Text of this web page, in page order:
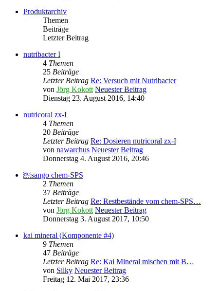
Produktarchiv
Themen
Beiträge
Letzter Beitrag
nutribacter I
4 Themen
25 Beiträge
Letzter Beitrag Re: Versuch mit Nutribacter
von Jörg Kokott Neuester Beitrag
Dienstag 23. August 2016, 14:40
nutricoral zx-I
4 Themen
20 Beiträge
Letzter Beitrag Re: Dosieren nutricoral zx-I
von nawarchus Neuester Beitrag
Donnerstag 4. August 2016, 20:46
￼sango chem-SPS
2 Themen
37 Beiträge
Letzter Beitrag Re: Restbestände vom chem-SPS…
von Jörg Kokott Neuester Beitrag
Donnerstag 3. August 2017, 10:50
kai mineral (Komponente #4)
9 Themen
47 Beiträge
Letzter Beitrag Re: Kai Mineral mischen mit B…
von Silky Neuester Beitrag
Freitag 12. Mai 2017, 23:36